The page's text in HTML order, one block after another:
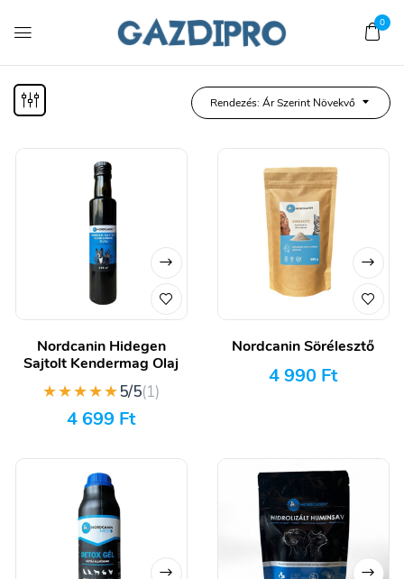
0
Rendezés: Ár Szerint Növekvő
Nordcanin Hidegen
Sajtolt Kendermag Olaj
★★★★★5/5(1)
4 699 Ft
Nordcanin Sörélesztő
4 990 Ft